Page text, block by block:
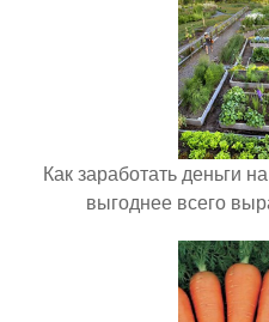
Как заработать деньги
выгоднее всего